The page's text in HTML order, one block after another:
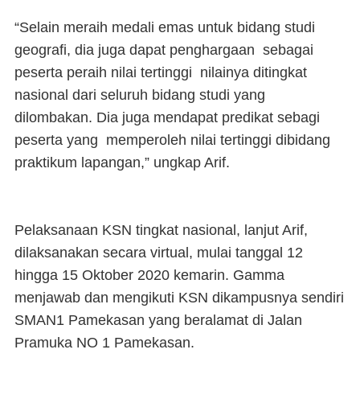
“Selain meraih medali emas untuk bidang studi
geografi, dia juga dapat penghargaan sebagai
peserta peraih nilai tertinggi nilainya ditingkat
nasional dari seluruh bidang studi yang
dilombakan. Dia juga mendapat predikat sebagi
peserta yang memperoleh nilai tertinggi dibidang
praktikum lapangan,” ungkap Arif.
Pelaksanaan KSN tingkat nasional, lanjut Arif,
dilaksanakan secara virtual, mulai tanggal 12
hingga 15 Oktober 2020 kemarin. Gamma
menjawab dan mengikuti KSN dikampusnya sendiri
SMAN1 Pamekasan yang beralamat di Jalan
Pramuka NO 1 Pamekasan.